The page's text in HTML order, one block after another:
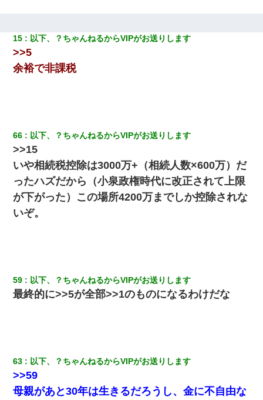
し「お勘定です。逃がして下さい」その後、録音内容を父に聞か
せたら...
[緊急]ベロベロの女に声をかけて行為してきた結果
宅飲みで女友達の乳を見てしまった・・・
中途採用のAが部長から呼び出された。Aはヘラヘラと部屋に入っ
ていき、1時間後に号泣しながら出てきて…
見合いにて。嫁「はじめまして」俺「失礼ですが○○さんご本人で
元旦那から復縁要請。息子「最新型のiPhoneも買えない貧乏は嫌
だ、再婚して」私「なら父親と暮らせ」息子「やった＾＾」私
い」→
【まぬけ】夫「離婚だ！」私「わかった。で？」夫「慰謝料
だ！」私「いいけど弁護士通して。私も請求する」夫「」
15 以下、？ちゃんねるからVIPがお送りします
>>5
余裕で非課税
66 以下、？ちゃんねるからVIPがお送りします
>>15
いや相続税控除は3000万+（相続人数×600万）だ
ったハズだから（小泉政権時代に改正されて上限
が下がった）この場所4200万までしか控除されな
いぞ。
59 以下、？ちゃんねるからVIPがお送りします
最終的に>>5が全部>>1のものになるわけだな
63 以下、？ちゃんねるからVIPがお送りします
>>59
母親があと30年は生きるだろうし、金に不自由な